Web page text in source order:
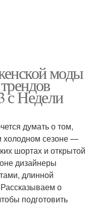
моды
с Недели
думать о том,
холодном сезоне —
шортах и открытой
дизайнеры
длинной
о
подготовить